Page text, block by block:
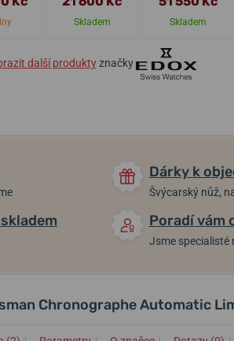
Skladem Skladem
další produktyznačky
Dárky k
Švýcarský nůž,
Poradí vám
Jsme specialisté
Chronographe Automatic